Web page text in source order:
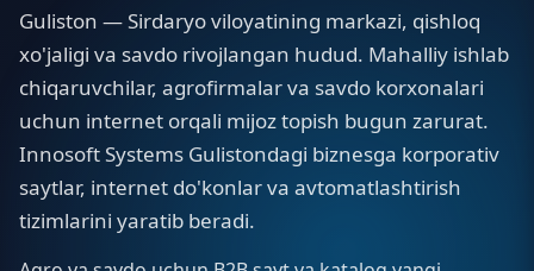
Guliston — Sirdaryo viloyatining markazi, qishloq
xo'jaligi va savdo rivojlangan hudud. Mahalliy ishlab
chiqaruvchilar, agrofirmalar va savdo korxonalari
uchun internet orqali mijoz topish bugun zarurat.
Innosoft Systems Gulistondagi biznesga korporativ
saytlar, internet do'konlar va avtomatlashtirish
tizimlarini yaratib beradi.